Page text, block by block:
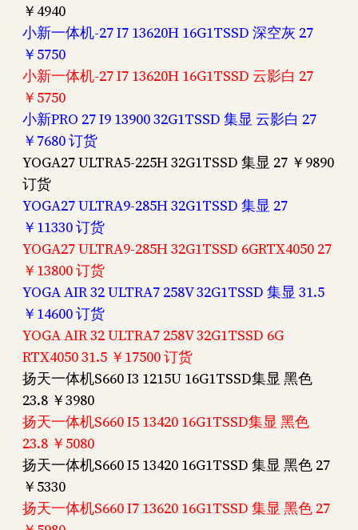
￥4940
小新一体机-27 I7 13620H 16G1TSSD 深空灰 27
￥5750
小新一体机-27 I7 13620H 16G1TSSD 云影白 27
￥5750
小新PRO 27 I9 13900 32G1TSSD 集显 云影白 27
￥7680 订货
YOGA27 ULTRA5-225H 32G1TSSD 集显 27 ￥9890
订货
YOGA27 ULTRA9-285H 32G1TSSD 集显 27
￥11330 订货
YOGA27 ULTRA9-285H 32G1TSSD 6GRTX4050 27
￥13800 订货
YOGA AIR 32 ULTRA7 258V 32G1TSSD 集显 31.5
￥14600 订货
YOGA AIR 32 ULTRA7 258V 32G1TSSD 6G
RTX4050 31.5 ￥17500 订货
扬天一体机S660 I3 1215U 16G1TSSD集显 黑色
23.8 ￥3980
扬天一体机S660 I5 13420 16G1TSSD集显 黑色
23.8 ￥5080
扬天一体机S660 I5 13420 16G1TSSD 集显 黑色 27
￥5330
扬天一体机S660 I7 13620 16G1TSSD 集显 黑色 27